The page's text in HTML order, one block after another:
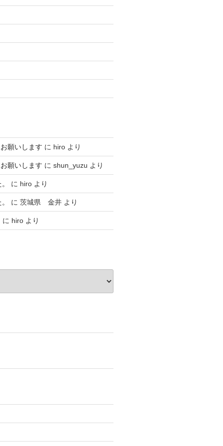
願いします に hiroより
願いします に shun_yuzu より
に hiroより
に 茨城県 金井より
に hiroより